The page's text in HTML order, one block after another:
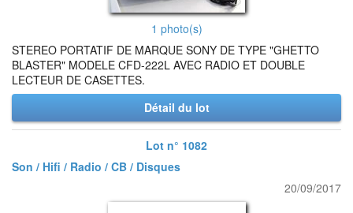
1 photo(s)
STEREO PORTATIF DE MARQUE SONY DE TYPE "GHETTO
BLASTER" MODELE CFD-222L AVEC RADIO ET DOUBLE
LECTEUR DE CASETTES.
Détail du lot
Lot n° 1082
Son / Hifi / Radio / CB / Disques
20/09/2017